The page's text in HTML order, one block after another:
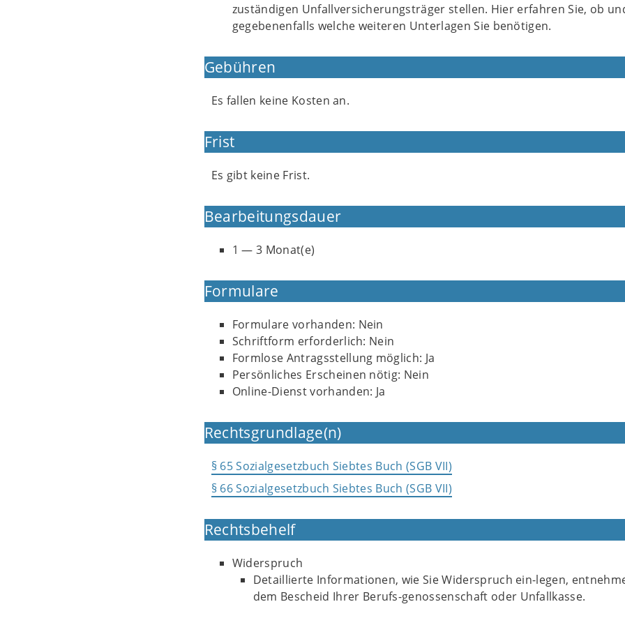
zuständigen Unfallversicherungsträger stellen. Hier erfahren Sie, ob
gegebenenfalls welche weiteren Unterlagen Sie benötigen.
Gebühren
Es fallen keine Kosten an.
Frist
Es gibt keine Frist.
Bearbeitungsdauer
1 — 3 Monat(e)
Formulare
Formulare vorhanden: Nein
Schriftform erforderlich: Nein
Formlose Antragsstellung möglich: Ja
Persönliches Erscheinen nötig: Nein
Online-Dienst vorhanden: Ja
Rechtsgrundlage(n)
§ 65 Sozialgesetzbuch Siebtes Buch (SGB VII)
§ 66 Sozialgesetzbuch Siebtes Buch (SGB VII)
Rechtsbehelf
Widerspruch
Detaillierte Informationen, wie Sie Widerspruch ein-legen,
dem Bescheid Ihrer Berufs-genossenschaft oder Unfallkasse.